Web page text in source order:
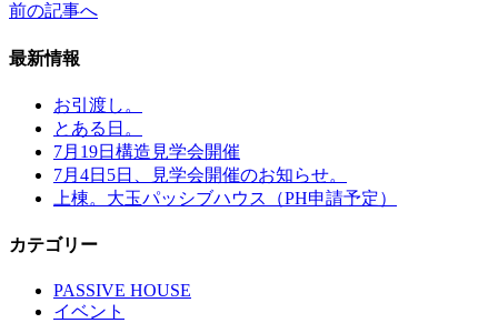
前の記事へ
最新情報
お引渡し。
とある日。
7月19日構造見学会開催
7月4日5日、見学会開催のお知らせ。
上棟。大玉パッシブハウス（PH申請予定）
カテゴリー
PASSIVE HOUSE
イベント